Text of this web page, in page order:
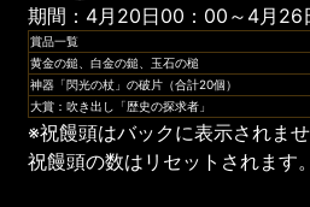
期間：4月20日00：00～4月26
賞品一覧
黄金の鎚、白金の鎚、玉石の槌
神器「閃光の杖」の破片（合計20個）
大賞：吹き出し「歴史の探求者」
※祝饅頭はバックに表示されま
祝饅頭の数はリセットされます。